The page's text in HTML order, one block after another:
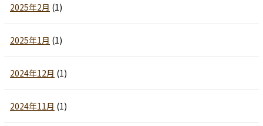
2025年2月 (1)
2025年1月 (1)
2024年12月 (1)
2024年11月 (1)